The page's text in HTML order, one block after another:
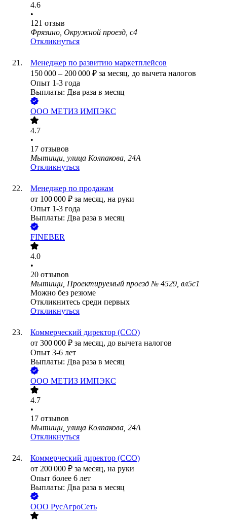
4.6
•
121 отзыв
Фрязино, Окружной проезд, с4
Откликнуться
Менеджер по развитию маркетплейсов
150 000 – 200 000 ₽ за месяц, до вычета налогов
Опыт 1-3 года
Выплаты: Два раза в месяц
ООО МЕТИЗ ИМПЭКС
4.7
•
17 отзывов
Мытищи, улица Колпакова, 24А
Откликнуться
Менеджер по продажам
от 100 000 ₽ за месяц, на руки
Опыт 1-3 года
Выплаты: Два раза в месяц
FINEBER
4.0
•
20 отзывов
Мытищи, Проектируемый проезд № 4529, вл5с1
Можно без резюме
Откликнитесь среди первых
Откликнуться
Коммерческий директор (CCO)
от 300 000 ₽ за месяц, до вычета налогов
Опыт 3-6 лет
Выплаты: Два раза в месяц
ООО МЕТИЗ ИМПЭКС
4.7
•
17 отзывов
Мытищи, улица Колпакова, 24А
Откликнуться
Коммерческий директор (CCO)
от 200 000 ₽ за месяц, на руки
Опыт более 6 лет
Выплаты: Два раза в месяц
ООО РусАгроСеть